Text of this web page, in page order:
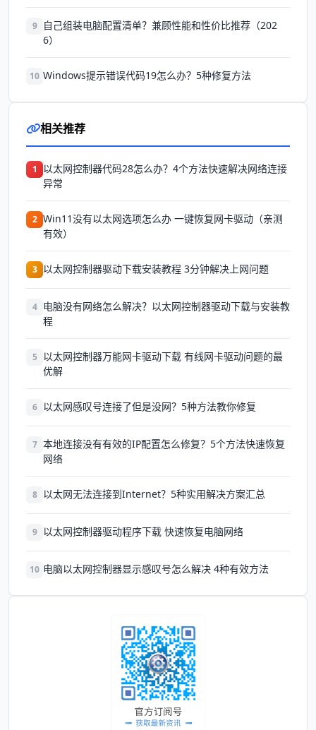
9
自己组装电脑配置清单？兼顾性能和性价比推荐（202
6）
10 Windows提示错误代码19怎么办？5种修复方法
相关推荐
1
以太网控制器代码28怎么办？4个方法快速解决网络连接
异常
2 Win11没有以太网选项怎么办 一键恢复网卡驱动（亲测
有效）
3 以太网控制器驱动下载安装教程 3分钟解决上网问题
4 电脑没有网络怎么解决？以太网控制器驱动下载与安装教
程
5 以太网控制器万能网卡驱动下载 有线网卡驱动问题的最
优解
6 以太网感叹号连接了但是没网？5种方法教你修复
7 本地连接没有有效的IP配置怎么修复？5个方法快速恢复
网络
8 以太网无法连接到Internet？5种实用解决方案汇总
9 以太网控制器驱动程序下载 快速恢复电脑网络
10 电脑以太网控制器显示感叹号怎么解决 4种有效方法